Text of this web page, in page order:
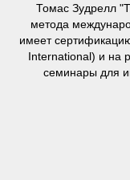
Томас Зудрелл
метода
имеет
International) и на
семинары для